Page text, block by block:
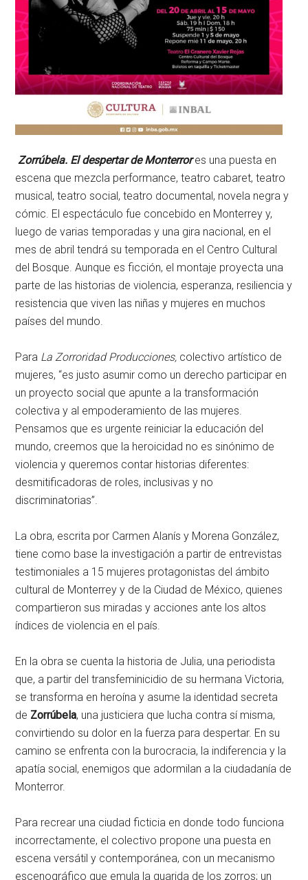
Zorrúbela. El despertar de Monterrores una puesta en
escena que mezcla performance, teatro cabaret, teatro
musical, teatro social, teatro documental, novela negra y
cómic. El espectáculo fue concebido en Monterrey y,
luego de varias temporadas y una gira nacional, en el
mes de abril tendrá su temporada en el Centro Cultural
del Bosque. Aunque es ficción, el montaje proyecta una
parte de las historias de violencia, esperanza, resiliencia y
resistencia que viven las niñas y mujeres en muchos
países del mundo.
Para La Zorroridad Producciones, colectivo artístico de
mujeres, “es justo asumir como un derecho participar en
un proyecto social que apunte a la transformación
colectiva y al empoderamiento de las mujeres.
Pensamos que es urgente reiniciar la educación del
mundo, creemos que la heroicidad no es sinónimo de
violencia y queremos contar historias diferentes:
desmitificadoras de roles, inclusivas y no
discriminatorias”.
La obra, escrita por Carmen Alanís y Morena González,
tiene como base la investigación a partir de entrevistas
testimoniales a 15 mujeres protagonistas del ámbito
cultural de Monterrey y de la Ciudad de México, quienes
compartieron sus miradas y acciones ante los altos
índices de violencia en el país.
En la obra se cuenta la historia de Julia, una periodista
que, a partir del transfeminicidio de su hermana Victoria,
se transforma en heroína y asume la identidad secreta
de Zorrúbela, una justiciera que lucha contra sí misma,
convirtiendo su dolor en la fuerza para despertar. En su
camino se enfrenta con la burocracia, la indiferencia y la
apatía social, enemigos que adormilan a la ciudadanía de
Monterror.
Para recrear una ciudad ficticia en donde todo funciona
incorrectamente, el colectivo propone una puesta en
escena versátil y contemporánea, con un mecanismo
escenográfico que emula la guarida de los zorros; un